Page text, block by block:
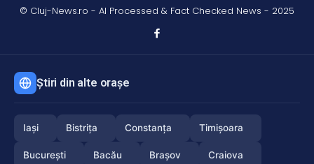
© Cluj-News.ro - AI Processed & Fact Checked News - 2025
Știri din alte orașe
Iași Bistrița Constanța Timișoara
București Bacău Brașov Craiova